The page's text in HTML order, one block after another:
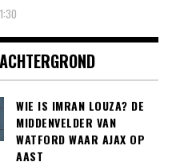
ACHTERGROND
WIE IS IMRAN LOUZA? DE
MIDDENVELDER VAN
WATFORD WAAR AJAX OP
AAST